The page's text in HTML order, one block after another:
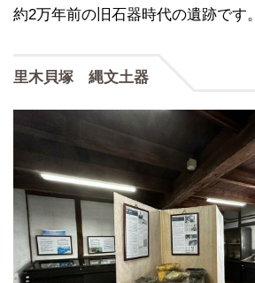
約2万年前の旧石器時代の遺跡です。
里木貝塚 縄文土器